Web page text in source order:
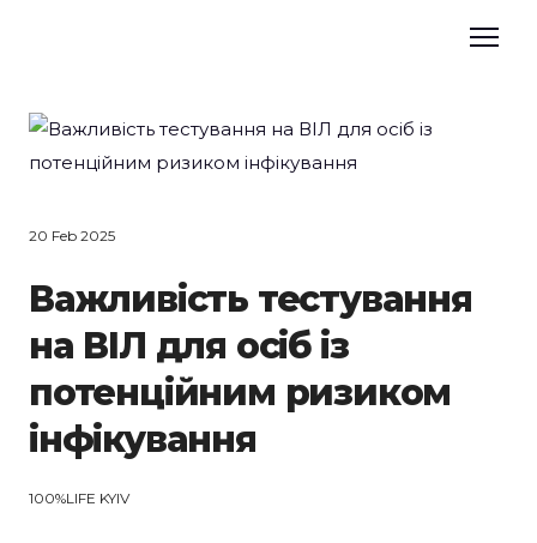
20 Feb 2025
Важливість тестування
на ВІЛ для осіб із
потенційним ризиком
інфікування
100%LIFE KYIV